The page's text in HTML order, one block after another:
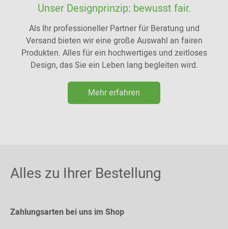
Unser Designprinzip: bewusst fair.
Als Ihr professioneller Partner für Beratung und
Versand bieten wir eine große Auswahl an fairen
Produkten. Alles für ein hochwertiges und zeitloses
Design, das Sie ein Leben lang begleiten wird.
Mehr erfahren
Alles zu Ihrer Bestellung
Zahlungsarten bei uns im Shop